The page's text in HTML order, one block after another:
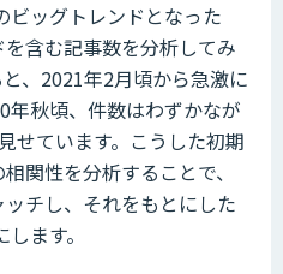
ビッグトレンドとなった
を含む記事数を分析してみ
、2021年2月頃から急激に
秋頃、件数はわずかなが
せています。こうした初期
関性を分析することで、
チし、それをもとにした
ます。